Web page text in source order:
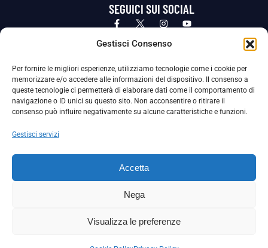
Gestisci Consenso
Per fornire le migliori esperienze, utilizziamo tecnologie come i cookie per
memorizzare e/o accedere alle informazioni del dispositivo. Il consenso a
queste tecnologie ci permetterà di elaborare dati come il comportamento di
navigazione o ID unici su questo sito. Non acconsentire o ritirare il
consenso può influire negativamente su alcune caratteristiche e funzioni.
Gestisci servizi
Accetta
Nega
Visualizza le preferenze
SEGUICI SUI SOCIAL
Privacy Policy Cookie Policy
La Società ha nominato il Responsabile della Protezione dei Dati Personali (DPO), figura specializzata che vigila sulle modalità
adottate dalla nostra Società per tutelare i Suoi dati personali.
Per contattare il DPO può scrivere a
La Società ha inoltre adottato un proprio Codice Etico, consultabile al seguente link:
Scarica il Codice Etico